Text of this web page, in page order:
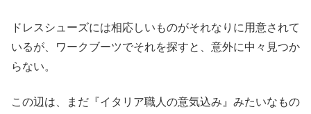
ドレスシューズには相応しいものがそれなりに用意されて
いるが、ワークブーツでそれを探すと、意外に中々見つか
らない。
この辺は、まだ『イタリア職人の意気込み』みたいなもの